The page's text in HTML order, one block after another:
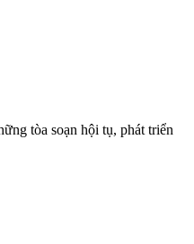
tòa soạn hội tụ, phát triển